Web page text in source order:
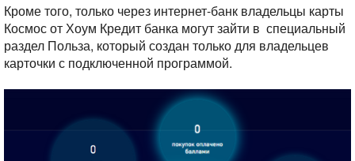
Кроме того, только через интернет-банк владельцы карты
Космос от Хоум Кредит банка могут зайти в специальный
раздел Польза, который создан только для владельцев
карточки с подключенной программой.